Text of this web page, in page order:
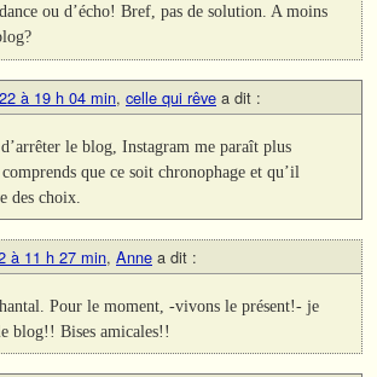
ou d’écho! Bref, pas de solution. A moins
à 19 h 04 min, celle qui rêve a dit :
le blog, Instagram me paraît plus
que ce soit chronophage et qu’il
des choix.
à 11 h 27 min, Anne a dit :
Pour le moment, -vivons le présent!- je
blog!! Bises amicales!!